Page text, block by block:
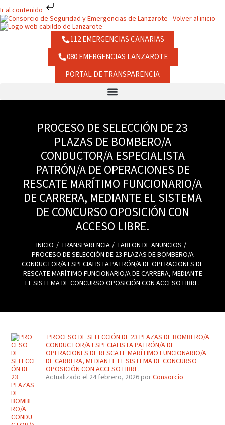
Ir al contenido
al
contenido
112 EMERGENCIAS CANARIAS
080 EMERGENCIAS LANZAROTE
PORTAL DE TRANSPARENCIA
PROCESO DE SELECCIÓN DE 23
PLAZAS DE BOMBERO/A
CONDUCTOR/A ESPECIALISTA
PATRÓN/A DE OPERACIONES DE
RESCATE MARÍTIMO FUNCIONARIO/A
DE CARRERA, MEDIANTE EL SISTEMA
DE CONCURSO OPOSICIÓN CON
ACCESO LIBRE.
INICIO TRANSPARENCIA
TABLON DE ANUNCIOS
PROCESO DE SELECCIÓN DE 23 PLAZAS DE BOMBERO/A
CONDUCTOR/A ESPECIALISTA PATRÓN/A DE OPERACIONES DE
RESCATE MARÍTIMO FUNCIONARIO/A DE CARRERA, MEDIANTE
EL SISTEMA DE CONCURSO OPOSICIÓN CON ACCESO LIBRE.
PROCESO DE SELECCIÓN DE 23 PLAZAS DE BOMBERO/A
CONDUCTOR/A ESPECIALISTA PATRÓN/A DE
OPERACIONES DE RESCATE MARÍTIMO FUNCIONARIO/A
DE CARRERA, MEDIANTE EL SISTEMA DE CONCURSO
OPOSICIÓN CON ACCESO LIBRE.
Actualizado el 24 febrero, 2026 porConsorcio